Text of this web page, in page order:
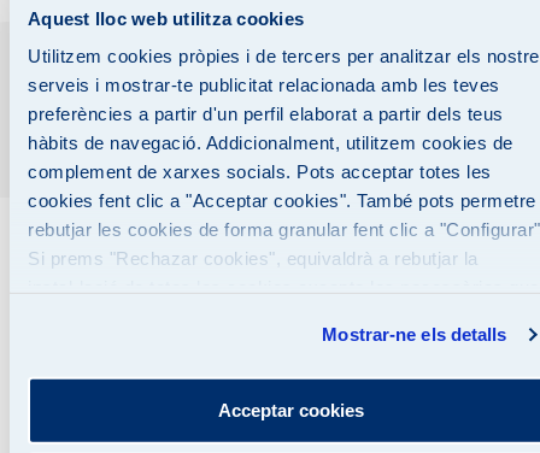
Aquest lloc web utilitza cookies
Utilitzem cookies pròpies i de tercers per analitzar els
serveis i mostrar-te publicitat relacionada amb les teves
preferències a partir d'un perfil elaborat a partir dels teus
hàbits de navegació. Addicionalment, utilitzem cookies de
complement de xarxes socials. Pots acceptar totes les
cookies fent clic a "Acceptar cookies". També pots permetre
rebutjar les cookies de forma granular fent clic a
Si prems "Rechazar cookies", equivaldrà a rebutjar la
no es poden desactivar. Pots consultar més informació a la
nostraPolítica de Cookies
Mostrar-ne els detalls
Acceptar cookies
Legal noticeData protectionCookies policy
Accessibility Statement